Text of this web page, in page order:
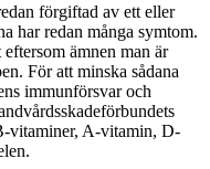
förgiftad av ett eller
har redan många symtom.
ämnen man är
För att minska sådana
immunförsvar och
vitaminer, A-vitamin, D-